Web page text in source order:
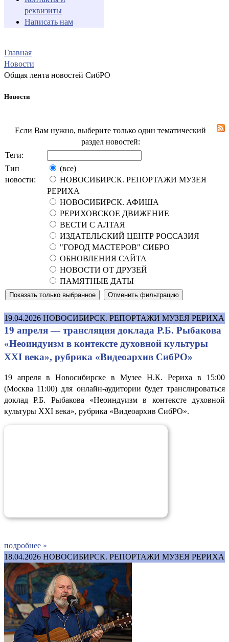
реквизиты
Написать нам
Главная
Новости
Общая лента новостей СибРО
Новости
Если Вам нужно, выберите только один тематический
раздел новостей:
Теги:
Тип
новости:
(все)
НОВОСИБИРСК. РЕПОРТАЖИ МУЗЕЯ
РЕРИХА
НОВОСИБИРСК. АФИША
РЕРИХОВСКОЕ ДВИЖЕНИЕ
ВЕСТИ С АЛТАЯ
ИЗДАТЕЛЬСКИЙ ЦЕНТР РОССАЗИЯ
"ГОРОД МАСТЕРОВ" СИБРО
ОБНОВЛЕНИЯ САЙТА
НОВОСТИ ОТ ДРУЗЕЙ
ПАМЯТНЫЕ ДАТЫ
19.04.2026 НОВОСИБИРСК. РЕПОРТАЖИ МУЗЕЯ РЕРИХА
19 апреля — трансляция доклада Р.Б. Рыбакова
«Неоиндуизм в контексте духовной культуры
XXI века», рубрика «Видеоархив СибРО»
19 апреля в Новосибирске в Музее Н.К. Рериха в 15:00
(Москва 11:00) для онлайн-аудитории будет транслироваться
доклад Р.Б. Рыбакова «Неоиндуизм в контексте духовной
культуры XXI века», рубрика «Видеоархив СибРО».
подробнее »
18.04.2026 НОВОСИБИРСК. РЕПОРТАЖИ МУЗЕЯ РЕРИХА